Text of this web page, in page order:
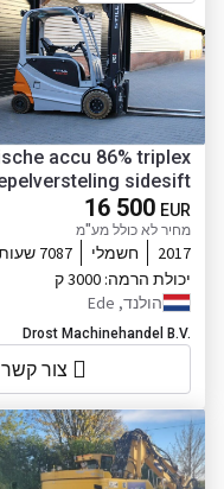
accu 86% triplex
sidesift
16 500 EUR
מחיר לא כולל מע"מ
2017 חשמלי 7087 שעות
יכולת הרמה: 3000 ק
הולנד, Ede
Drost Machinehandel B.V.
צור